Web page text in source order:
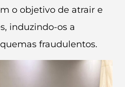
o objetivo de atrair e
induzindo-os a
fraudulentos.